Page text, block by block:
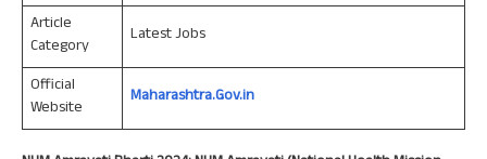
Article
Category
Latest Jobs
Official
Website
Maharashtra.Gov.in